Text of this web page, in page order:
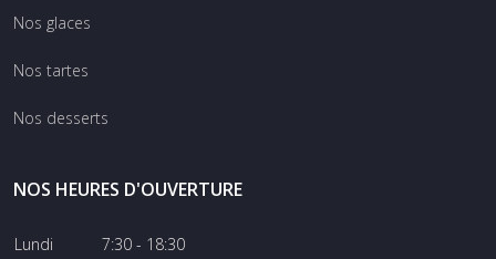
Nos glaces
Nos tartes
Nos desserts
NOS HEURES D'OUVERTURE
Lundi
7:30 - 18:30